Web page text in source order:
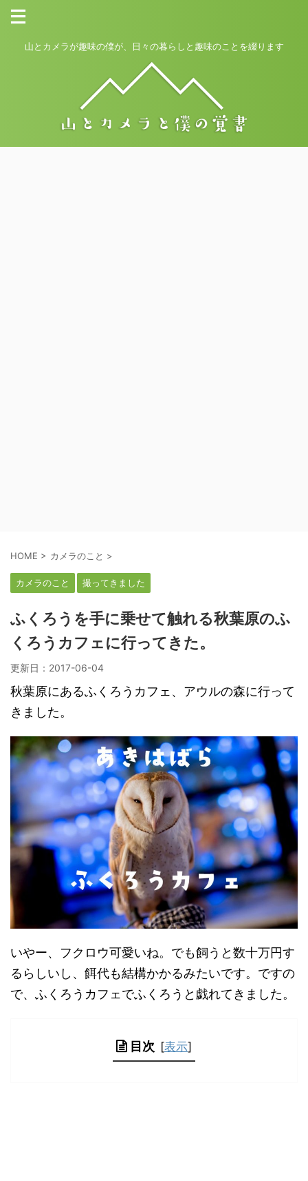
山とカメラが趣味の僕が、日々の暮らしと趣味のことを綴ります
HOME > カメラのこと >
カメラのこと 撮ってきました
ふくろうを手に乗せて触れる秋葉原のふ
くろうカフェに行ってきた。
更新日： 2017-06-04
秋葉原にあるふくろうカフェ、アウルの森に行って
きました。
いやー、フクロウ可愛いね。でも飼うと数十万円す
るらしいし、餌代も結構かかるみたいです。ですの
で、ふくろうカフェでふくろうと戯れてきました。
目次 [表示]